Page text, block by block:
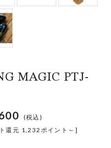
MAGIC PTJ-
(税込)
還元 1,232ポイント～]